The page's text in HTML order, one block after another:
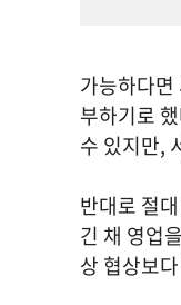
가능하다면
부하기로
수 있지만,
반대로 절
긴 채 영업
상 협상보